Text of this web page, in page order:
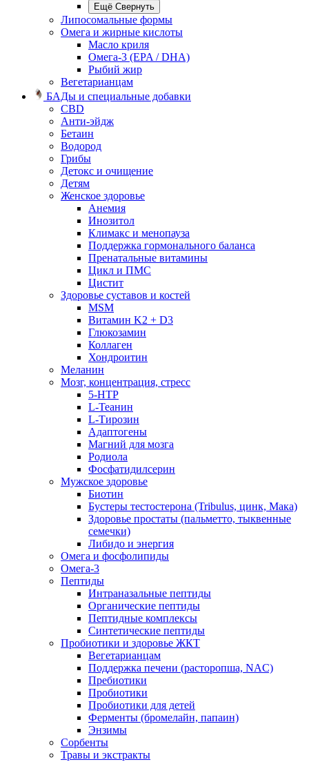
Ещё Свернуть
Липосомальные формы
Омега и жирные кислоты
Масло криля
Омега-3 (EPA / DHA)
Рыбий жир
Вегетарианцам
БАДы и специальные добавки
CBD
Анти-эйдж
Бетаин
Водород
Грибы
Детокс и очищение
Детям
Женское здоровье
Анемия
Инозитол
Климакс и менопауза
Поддержка гормонального баланса
Пренатальные витамины
Цикл и ПМС
Цистит
Здоровье суставов и костей
MSM
Витамин K2 + D3
Глюкозамин
Коллаген
Хондроитин
Меланин
Мозг, концентрация, стресс
5-HTP
L-Теанин
L-Тирозин
Адаптогены
Магний для мозга
Родиола
Фосфатидилсерин
Мужское здоровье
Биотин
Бустеры тестостерона (Tribulus, цинк, Мака)
Здоровье простаты (пальметто, тыквенные
семечки)
Либидо и энергия
Омега и фосфолипиды
Омега-3
Пептиды
Интраназальные пептиды
Органические пептиды
Пептидные комплексы
Синтетические пептиды
Пробиотики и здоровье ЖКТ
Вегетарианцам
Поддержка печени (расторопша, NAC)
Пребиотики
Пробиотики
Пробиотики для детей
Ферменты (бромелайн, папаин)
Энзимы
Сорбенты
Травы и экстракты